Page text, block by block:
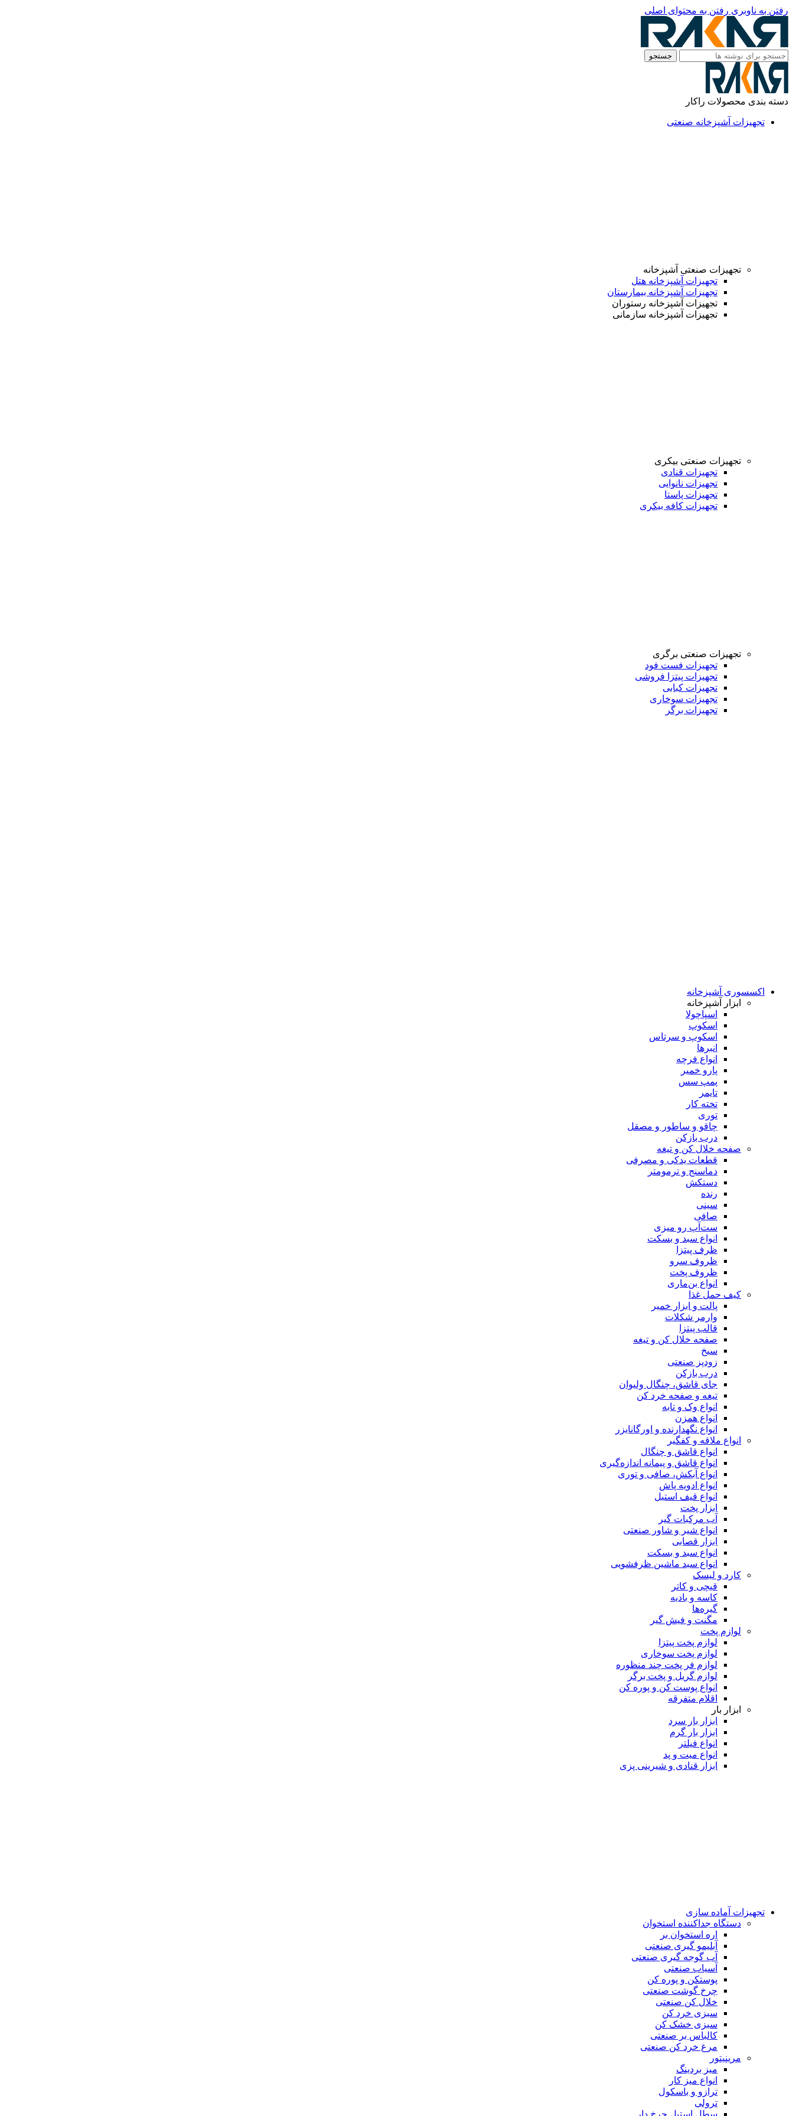
رفتن به ناوبری رفتن به محتوای اصلی
جستجو
دسته بندی محصولات راکار
تجهیزات آشپزخانه صنعتی
تجهیزات صنعتی آشپزخانه
تجهیزات آشپزخانه هتل
تجهیزات آشپزخانه بیمارستان
تجهیزات آشپزخانه رستوران
تجهیزات آشپزخانه سازمانی
تجهیزات صنعتی بیکری
تجهیزات قنادی
تجهیزات نانوایی
تجهیزات پاستا
تجهیزات کافه بیکری
تجهیزات صنعتی برگری
تجهیزات فست فود
تجهیزات پیتزا فروشی
تجهیزات کبابی
تجهیزات سوخاری
تجهیزات برگر
اکسسوری آشپزخانه
ابزار آشپزخانه
اسپاچولا
اسکوپ
اسکوپ و سرتاس
انبرها
انواع فرچه
پارو خمیر
پمپ سس
تایمر
تخته کار
توری
چاقو و ساطور و مصقل
درب بازکن
صفحه خلال کن و تیغه
قطعات یدکی و مصرفی
دماسنج و ترمومتر
دستکش
رنده
سینی
صافی
ست‌آپ رو میزی
انواع سبد و بسکت
ظرف پیتزا
ظروف سرو
ظروف پخت
انواع بن‌ماری
کیف حمل غذا
پالت و ابزار خمیر
وارمر شکلات
قالب پیتزا
صفحه خلال کن و تیغه
سیخ
زودپز صنعتی
درب بازکن
جای قاشق، چنگال ولیوان
تیغه و صفحه خرد کن
انواع وک و تابه
انواع همزن
انواع نگهدارنده و اورگانایزر
انواع ملاقه و کفگیر
انواع قاشق و چنگال
انواع قاشق و پیمانه اندازه‌گیری
انواع آبکش، صافی و توری
انواع ادویه پاش
انواع قیف استیل
ابزار پخت
آب مرکبات گیر
انواع شیر و شاور صنعتی
ابزار قصابی
انواع سبد و بسکت
انواع سبد ماشین ظرفشویی
کارد و لیسک
قیچی و کاتر
کاسه و بادیه
گیره‌ها
مگنت و فیش گیر
لوازم پخت
لوازم پخت پیتزا
لوازم پخت سوخاری
لوازم فر پخت چند منظوره
لوازم گریل و پخت برگر
انواع پوست کن و پوره کن
اقلام متفرقه
ابزار بار
ابزار بار سرد
ابزار بار گرم
انواع فیلتر
انواع میت و پد
ابزار قنادی و شیرینی پزی
تجهیزات آماده سازی
دستگاه جداکننده استخوان
اره استخوان بر
آبلیمو گیری صنعتی
آب گوجه گیری صنعتی
آسیاب صنعتی
پوستکن و پوره کن
چرخ گوشت صنعتی
خلال کن صنعتی
سبزی خرد کن
سبزی خشک کن
کالباس بر صنعتی
مرغ خرد کن صنعتی
مرینیتور
میز بردینگ
انواع میز کار
ترازو و باسکول
ترولی
سطل استیل چرخ دار